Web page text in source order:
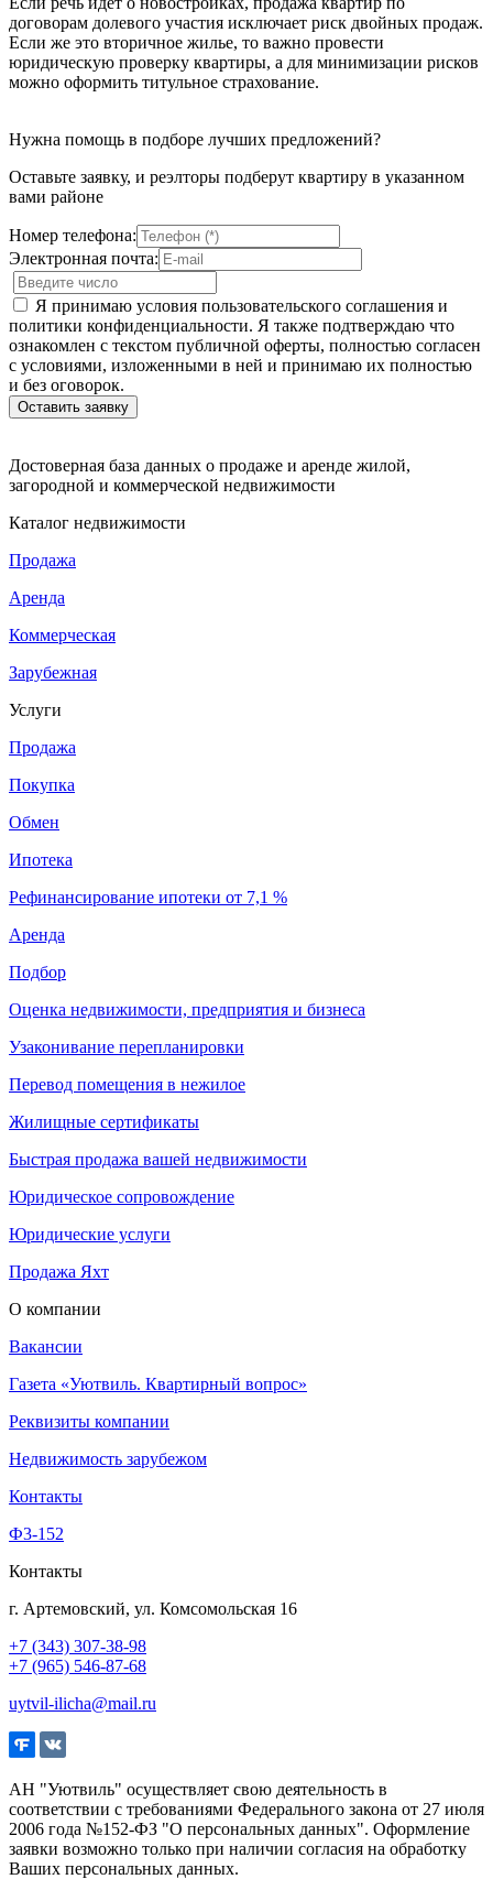
договорам долевого участия исключает риск двойных продаж.
Если же это вторичное жилье, то важно провести
юридическую проверку квартиры, а для минимизации рисков
можно оформить титульное страхование.
Нужна помощь в подборе лучших предложений?
Оставьте заявку, и реэлторы подберут квартиру в указанном
вами районе
Номер телефона:
Электронная почта:
Я принимаю условия пользовательского соглашения и
политики конфиденциальности. Я также подтверждаю что
ознакомлен с текстом публичной оферты, полностью согласен
с условиями, изложенными в ней и принимаю их полностью
и без оговорок.
Достоверная база данных о продаже и аренде жилой,
загородной и коммерческой недвижимости
Каталог недвижимости
Продажа
Аренда
Коммерческая
Зарубежная
Услуги
Продажа
Покупка
Обмен
Ипотека
Рефинансирование ипотеки от 7,1 %
Аренда
Подбор
Оценка недвижимости, предприятия и бизнеса
Узаконивание перепланировки
Перевод помещения в нежилое
Жилищные сертификаты
Быстрая продажа вашей недвижимости
Юридическое сопровождение
Юридические услуги
Продажа Яхт
О компании
Вакансии
Газета «Уютвиль. Квартирный вопрос»
Реквизиты компании
Недвижимость зарубежом
Контакты
Ф3-152
Контакты
г. Артемовский, ул. Комсомольская 16
+7 (343) 307-38-98
+7 (965) 546-87-68
uytvil-ilicha@mail.ru
АН "Уютвиль" осуществляет свою деятельность в
соответствии с требованиями Федерального закона от 27 июля
2006 года №152-ФЗ "О персональных данных". Оформление
заявки возможно только при наличии согласия на обработку
Ваших персональных данных.